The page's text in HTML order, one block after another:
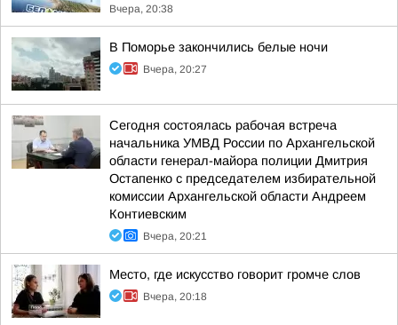
Вчера, 20:38
В Поморье закончились белые ночи
Вчера, 20:27
Сегодня состоялась рабочая встреча
начальника УМВД России по Архангельской
области генерал-майора полиции Дмитрия
Остапенко с председателем избирательной
комиссии Архангельской области Андреем
Контиевским
Вчера, 20:21
Место, где искусство говорит громче слов
Вчера, 20:18